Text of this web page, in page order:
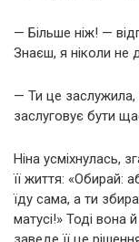
— Більше ніж! —
Знаєш, я ніколи
— Ти це
заслуговує бути
Ніна усміхнулась,
її життя: «Обирай:
їду сама, а ти
матусі!» Тоді вона